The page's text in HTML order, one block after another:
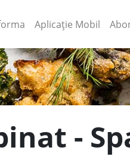
(current)
Aplicație Mobil
-